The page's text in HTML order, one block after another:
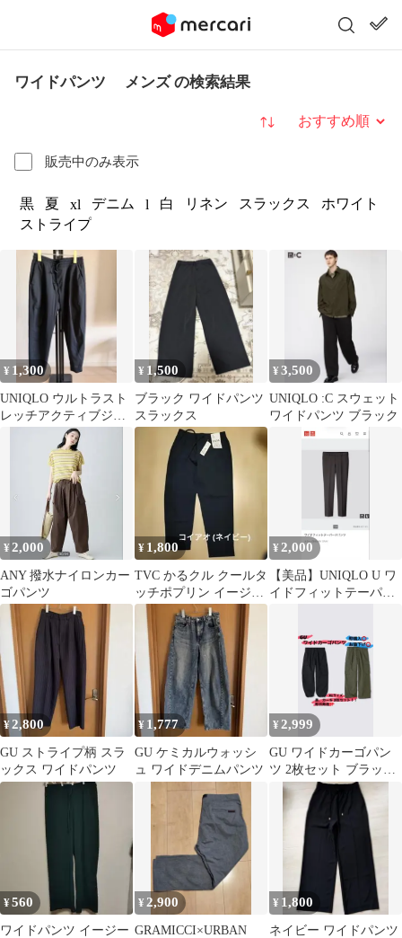
ワイドパンツ メンズ の検索結果
販売中のみ表示
並び替え
黒 夏 xl デニム l 白 リネン スラックス
ホワイト
ストライプ
¥ 1,300
UNIQLO ウルトラスト
レッチアクティブジョ
¥ 1,500
ブラック ワイドパンツ
スラックス
¥3,500
UNIQLO :C スウェット
ワイドパンツ ブラック
¥2,000
ANY 撥水ナイロンカー
ゴパンツ
¥ 1,800
TVC かるクル クールタ
ッチポプリン イージー
パンツ Lサイズ
¥ 2,000
【美品】UNIQLO U ワ
イドフィットテーパー
¥2,800
GU ストライプ柄 スラ
ックス ワイドパンツ
¥ 1,777
GU ケミカルウォッシ
ュ ワイドデニムパンツ
¥2,999
GU ワイドカーゴパン
ツ 2枚セット ブラック
カーキ XL
¥560
ワイドパンツ イージー
¥ 2,900
GRAMICCI×URBAN
¥ 1,800
ネイビー ワイドパンツ